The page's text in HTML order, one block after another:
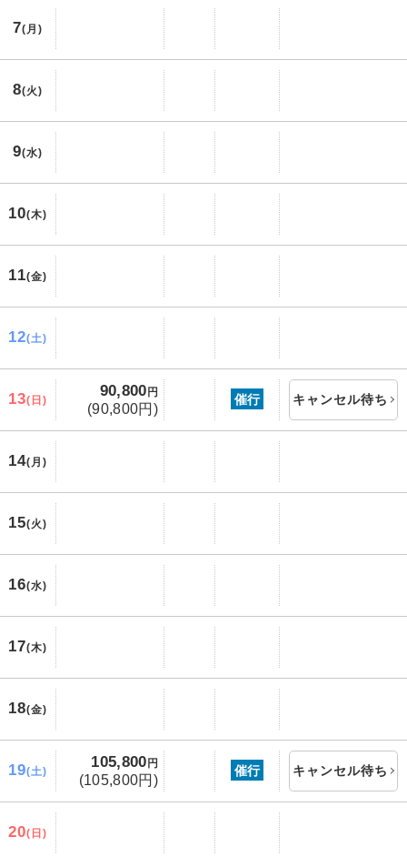
7(月)
8(火)
9(水)
10(木)
11(金)
12(土)
13(日)
90,800 円
(90,800円)
催行 キャンセル待ち
14(月)
15(火)
16(水)
17(木)
18(金)
19(土)
105,800 円
(105,800円)
催行 キャンセル待ち
20(日)